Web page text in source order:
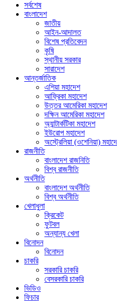
সর্বশেষ
বাংলাদেশ
জাতীয়
আইন-আদালত
বিশেষ প্রতিবেদন
কৃষি
স্থানীয় সরকার
সারাদেশ
আন্তর্জাতিক
এশিয়া মহাদেশ
আফ্রিকা মহাদেশ
উত্তর আমেরিকা মহাদেশ
দক্ষিন আমেরিকা মহাদেশ
অ্যান্টার্কটিকা মহাদেশ
ইউরোপ মহাদেশ
অস্ট্রেলিয়া (ওশেনিয়া)
রাজনীতি
বাংলাদেশ রাজনিতি
বিশ্ব রাজনীতি
অর্থনীতি
বাংলাদেশ অর্থনীতি
বিশ্ব অর্থনীতি
খেলাধুলা
ক্রিকেট
ফুটবল
অন্যান্য খেলা
বিনোদন
বিনোদন
চাকরি
সরকারি চাকরি
বেসরকারি চাকরি
ভিডিও
ফিচার